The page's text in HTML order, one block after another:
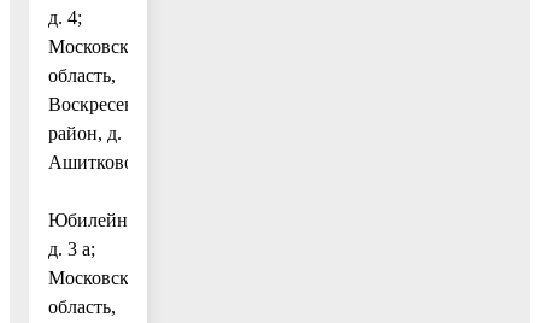
д. 4;
Московская
область,
Воскресенский
район, д.
Ашитково,
Юбилейная,
д. 3 а;
Московская
область,